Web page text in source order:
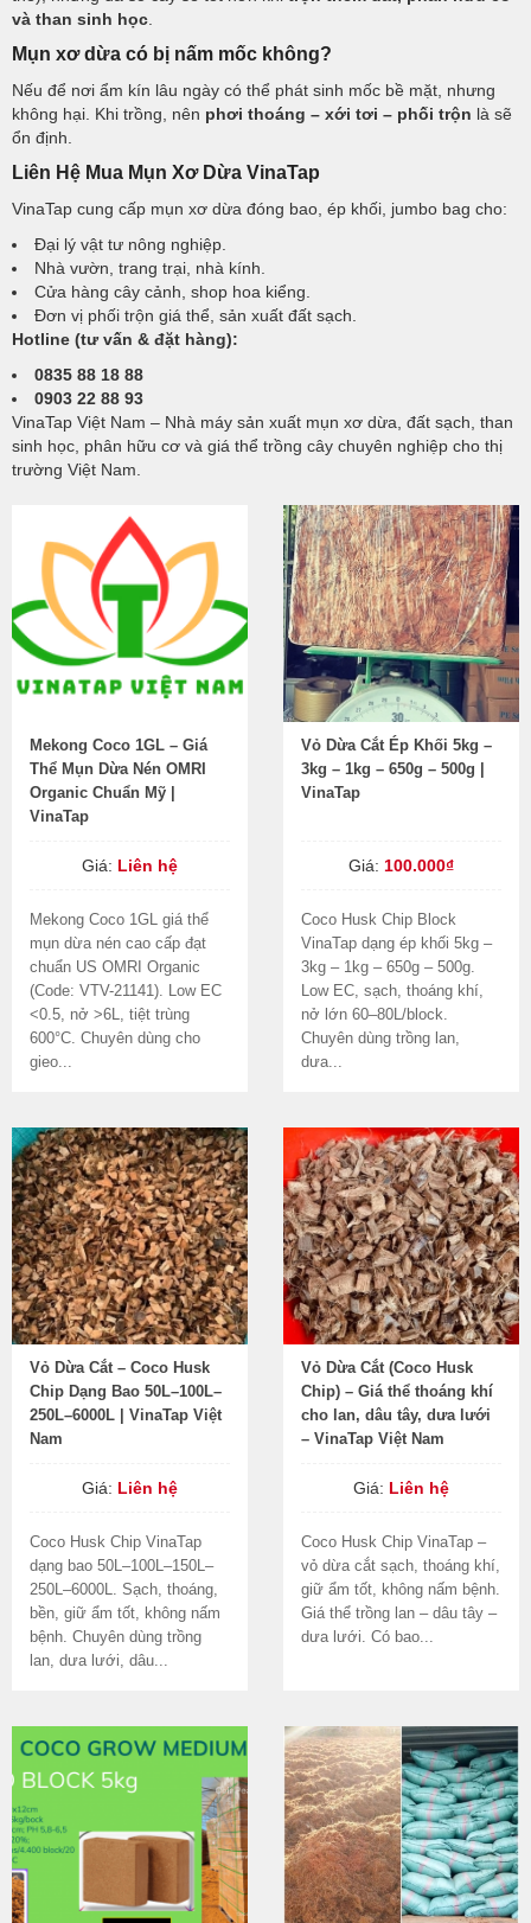
và than sinh học
Mụn xơ dừa có bị nấm mốc không?
Nếu để nơi ẩm kín lâu ngày có thể phát sinh mốc bề mặt, nhưng
không hại. Khi trồng, nên phơi thoáng – xới tơi – phối trộn là sẽ
ổn định.
Liên Hệ Mua Mụn Xơ Dừa VinaTap
VinaTap cung cấp mụn xơ dừa đóng bao, ép khối, jumbo bag cho:
Đại lý vật tư nông nghiệp.
Nhà vườn, trang trại, nhà kính.
Cửa hàng cây cảnh, shop hoa kiểng.
Đơn vị phối trộn giá thể, sản xuất đất sạch.
Hotline (tư vấn & đặt hàng):
0835 88 18 88
0903 22 88 93
VinaTap Việt Nam – Nhà máy sản xuất mụn xơ dừa, đất sạch, than
sinh học, phân hữu cơ và giá thể trồng cây chuyên nghiệp cho thị
trường Việt Nam.
Mekong Coco 1GL – Giá
Thể Mụn Dừa Nén OMRI
Organic Chuẩn Mỹ |
VinaTap
Giá: Liên hệ
Mekong Coco 1GL giá thể
mụn dừa nén cao cấp đạt
chuẩn US OMRI Organic
(Code: VTV-21141). Low EC
<0.5, nở >6L, tiệt trùng
600°C. Chuyên dùng cho
gieo...
Vỏ Dừa Cắt Ép Khối 5kg –
3kg – 1kg – 650g – 500g |
VinaTap
Giá: 100.000₫
Coco Husk Chip Block
VinaTap dạng ép khối 5kg –
3kg – 1kg – 650g – 500g.
Low EC, sạch, thoáng khí,
nở lớn 60–80L/block.
Chuyên dùng trồng lan,
dưa...
Vỏ Dừa Cắt – Coco Husk
Chip Dạng Bao 50L–100L–
250L–6000L | VinaTap Việt
Nam
Giá: Liên hệ
Coco Husk Chip VinaTap
dạng bao 50L–100L–150L–
250L–6000L. Sạch, thoáng,
bền, giữ ẩm tốt, không nấm
bệnh. Chuyên dùng trồng
lan, dưa lưới, dâu...
Vỏ Dừa Cắt (Coco Husk
Chip) – Giá thể thoáng khí
cho lan, dâu tây, dưa lưới
– VinaTap Việt Nam
Giá: Liên hệ
Coco Husk Chip VinaTap –
vỏ dừa cắt sạch, thoáng khí,
giữ ẩm tốt, không nấm bệnh.
Giá thể trồng lan – dâu tây –
dưa lưới. Có bao...